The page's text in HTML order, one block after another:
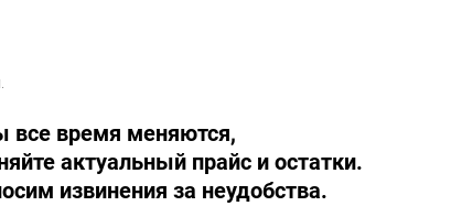
все время меняются,
актуальный прайс и остатки.
извинения за неудобства.